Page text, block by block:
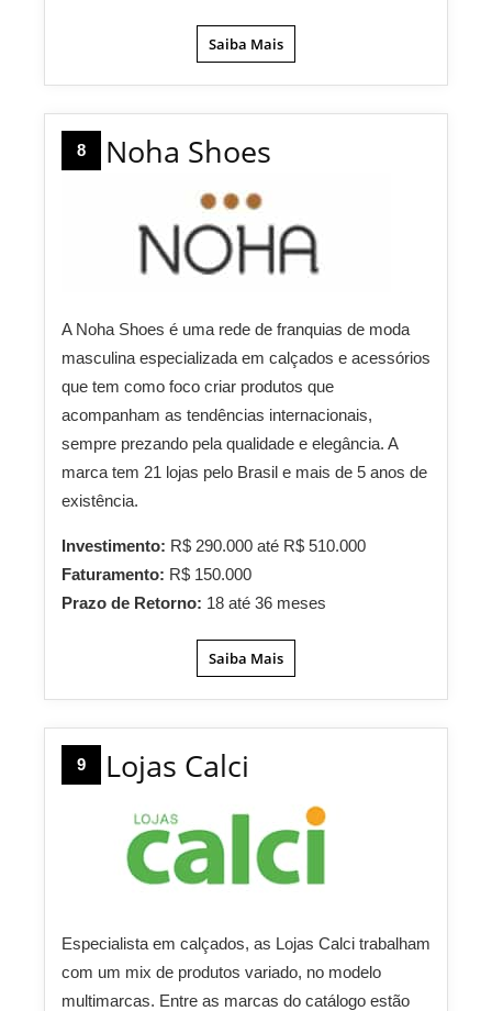
Saiba Mais
8 Noha Shoes
A Noha Shoes é uma rede de franquias de moda
masculina especializada em calçados e acessórios
que tem como foco criar produtos que
acompanham as tendências internacionais,
sempre prezando pela qualidade e elegância. A
marca tem 21 lojas pelo Brasil e mais de 5 anos de
existência.
Investimento: R$ 290.000 até R$ 510.000
Faturamento: R$ 150.000
Prazo de Retorno: 18 até 36 meses
Saiba Mais
9 Lojas Calci
Especialista em calçados, as Lojas Calci trabalham
com um mix de produtos variado, no modelo
multimarcas. Entre as marcas do catálogo estão